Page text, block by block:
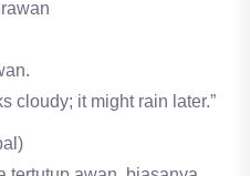
cloudy; it might rain later.”